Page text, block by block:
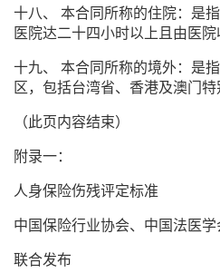
十八、 本合同所称的住院：是
医院达二十四小时以上且由医院
十九、 本合同所称的境外：是
区，包括台湾省、香港及澳门特
（此页内容结束）
附录一：
人身保险伤残评定标准
中国保险行业协会、中国法医
联合发布